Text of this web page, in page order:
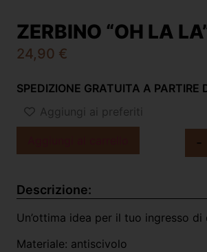
ZERBINO “OH LA
24,90 €
SPEDIZIONE GRATUITA A PARTIRE
Aggiungi ai preferiti
-
Descrizione:
Un’ottima idea per il tuo ingresso di
Materiale: antiscivolo